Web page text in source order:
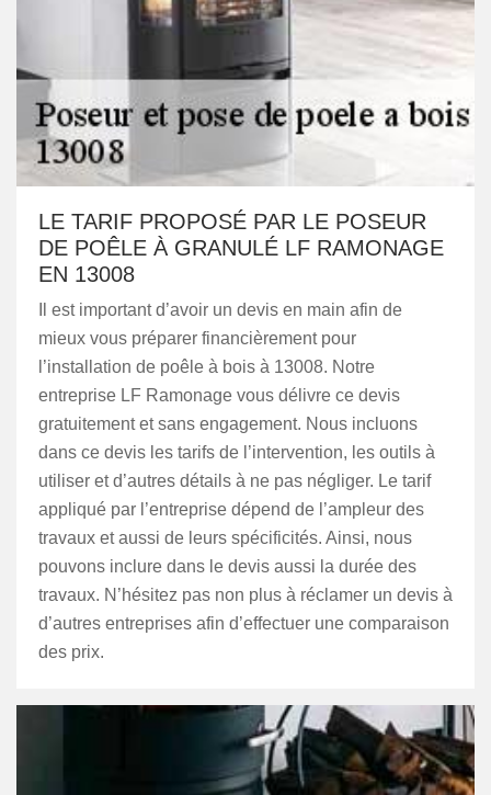
LE TARIF PROPOSÉ PAR LE POSEUR
DE POÊLE À GRANULÉ LF RAMONAGE
EN 13008
Il est important d’avoir un devis en main afin de
mieux vous préparer financièrement pour
l’installation de poêle à bois à 13008. Notre
entreprise LF Ramonage vous délivre ce devis
gratuitement et sans engagement. Nous incluons
dans ce devis les tarifs de l’intervention, les outils à
utiliser et d’autres détails à ne pas négliger. Le tarif
appliqué par l’entreprise dépend de l’ampleur des
travaux et aussi de leurs spécificités. Ainsi, nous
pouvons inclure dans le devis aussi la durée des
travaux. N’hésitez pas non plus à réclamer un devis à
d’autres entreprises afin d’effectuer une comparaison
des prix.